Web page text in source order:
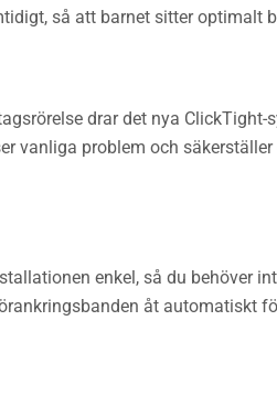
så att barnet sitter optimalt
drar det nya
vanliga problem och
enkel, så du behöver
åt automatiskt